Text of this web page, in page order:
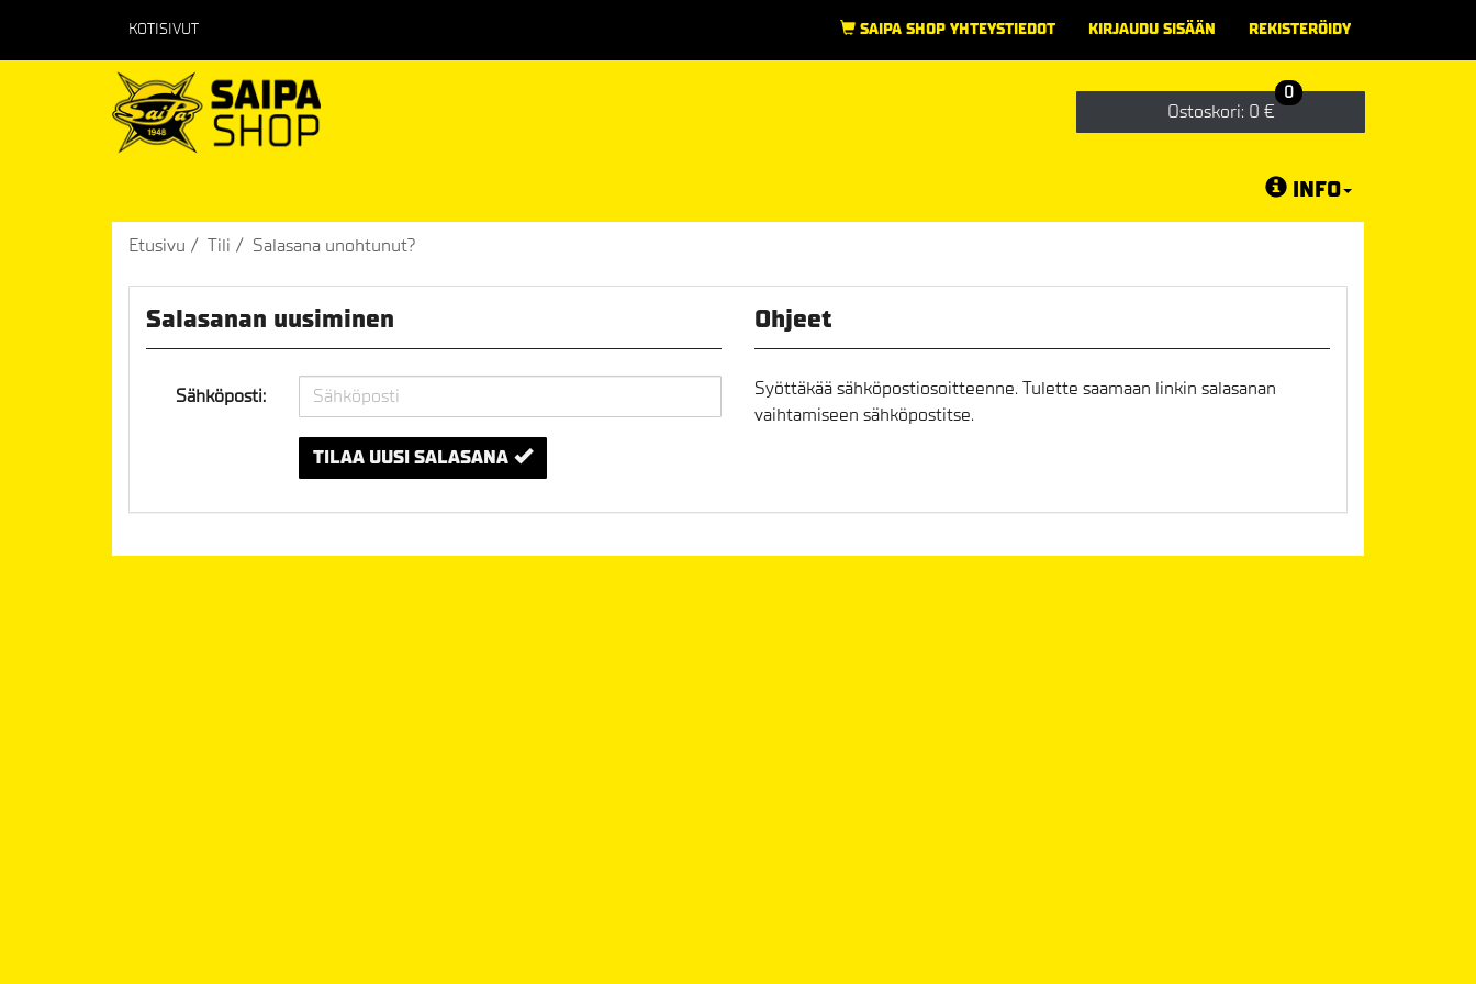
KOTISIVUT SAIPA SHOP YHTEYSTIEDOT KIRJAUDU SISÄÄN REKISTERÖIDY
Ostoskori: 0 €
0
INFO
Etusivu Tili Salasana unohtunut?
Salasanan uusiminen
Sähköposti:
TILAA UUSI SALASANA
Ohjeet
Syöttäkää sähköpostiosoitteenne. Tulette saamaan linkin salasanan
vaihtamiseen sähköpostitse.